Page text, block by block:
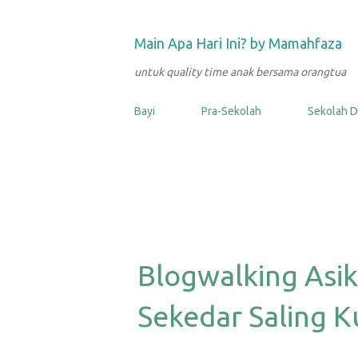
Main Apa Hari Ini? by Mamahfaza
untuk quality time anak bersama orangtua
Bayi Pra-Sekolah Sekolah
Blogwalking
Sekedar Saling